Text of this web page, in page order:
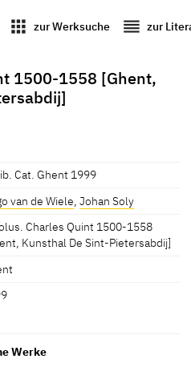
apps zur Werksuche reorder zur
1500-1558 [Ghent,
Cat. Ghent 1999
van de Wiele,Johan Soly
Charles Quint 1500-1558
Kunsthal De Sint-Pietersabdij]
Werke